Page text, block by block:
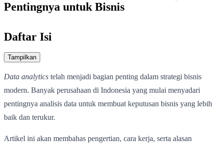
Pentingnya untuk Bisnis
Daftar Isi
Tampilkan
Data analytics telah menjadi bagian penting dalam strategi bisnis
modern. Banyak perusahaan di Indonesia yang mulai menyadari
pentingnya analisis data untuk membuat keputusan bisnis yang lebih
baik dan terukur.
Artikel ini akan membahas pengertian, cara kerja, serta alasan